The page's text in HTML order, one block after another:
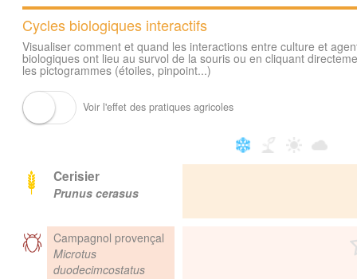
Cycles biologiques interactifs
Visualiser comment et quand les interactions entre culture et
biologiques ont lieu au survol de la souris ou en cliquant
les pictogrammes (étoiles, pinpoint...)
Voir l'effet des pratiques agricoles
Cerisier
Prunus cerasus
Campagnol provençal
Microtus
duodecimcostatus